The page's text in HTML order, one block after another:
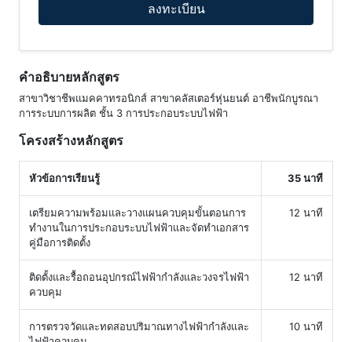
ลงทะเบียน
คำอธิบายหลักสูตร
สาขาวิชาชีพแมคคาทรอนิกส์ สาขาคลัสเตอร์หุ่นยนต์ อาชีพนักบูรณา
การระบบการผลิต ชั้น 3 การประกอบระบบไฟฟ้า
โครงสร้างหลักสูตร
หัวข้อการเรียนรู้ 35 นาที
เตรียมความพร้อมและวางแผนควบคุมขั้นตอนการ
ทำงานในการประกอบระบบไฟฟ้าและจัดทำเอกสาร
คู่มือการติดตั้ง
12 นาที
ติดตั้งและรื้อถอนอุปกรณ์ไฟฟ้ากำลังและวงจรไฟฟ้า
ควบคุม
12 นาที
การตรวจวัดและทดสอบปริมาณทางไฟฟ้ากำลังและ
10 นาที